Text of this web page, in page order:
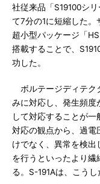
社従来品「S19100シ
て7分の1に短縮した。
超小型パッケージ「
搭載することで、
功した。
ボルテージディテク
みに対応し、発生頻度
して対応することが
対応の観点から、過電
けでなく、異常を検出
を行うといったより
る。S-191Aは、こうし